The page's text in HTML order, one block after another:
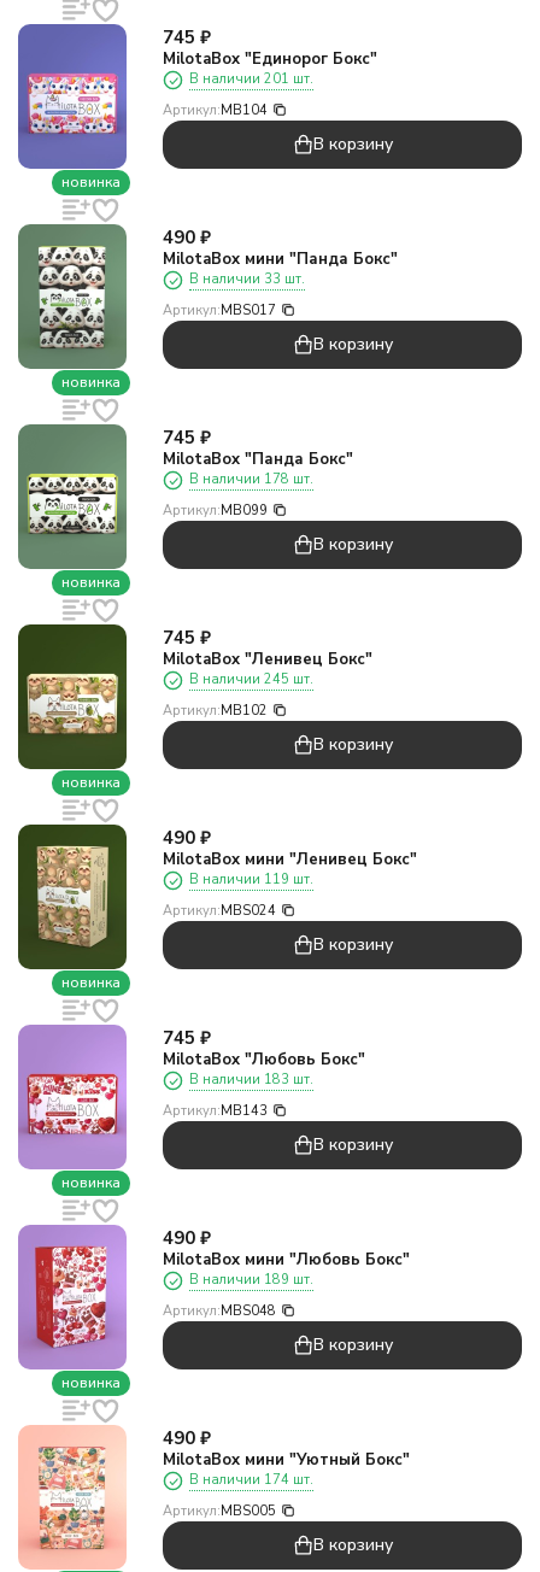
новинка
745 ₽
MilotaBox "Единорог Бокс"
В наличии 201 шт.
Артикул:MB104
В корзину
новинка
490 ₽
MilotaBox мини "Панда Бокс"
В наличии 33 шт.
Артикул:MBS017
В корзину
новинка
745 ₽
MilotaBox "Панда Бокс"
В наличии 178 шт.
Артикул:MB099
В корзину
новинка
745 ₽
MilotaBox "Ленивец Бокс"
В наличии 245 шт.
Артикул:MB102
В корзину
новинка
490 ₽
MilotaBox мини "Ленивец Бокс"
В наличии 119 шт.
Артикул:MBS024
В корзину
новинка
745 ₽
MilotaBox "Любовь Бокс"
В наличии 183 шт.
Артикул:MB143
В корзину
новинка
490 ₽
MilotaBox мини "Любовь Бокс"
В наличии 189 шт.
Артикул:MBS048
В корзину
490 ₽
MilotaBox мини "Уютный Бокс"
В наличии 174 шт.
Артикул:MBS005
В корзину